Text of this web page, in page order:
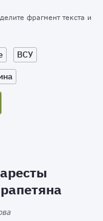
фрагмент текста и
ВСУ